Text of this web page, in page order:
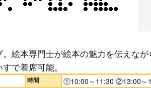
絵本専門士が絵本の魅力を伝えな
で着席可能。
時間 ①10:00～11:30 ②13:00～